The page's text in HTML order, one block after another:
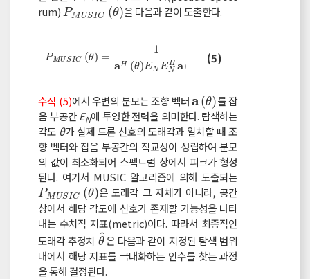
rum) PMUSIC (θ)
PMUSICθ 을 다음과 같이 도출한다.
PMUSIC (θ) =
1
aH (θ)EN E H
N a(
PMUSI Cθ =1aHθENENHa (5)
수식 (5)에서 우변의 분모는 조향 벡터a(θ)
aθ
를 잡
음 부공간EN에 투영한 전력을 의미한다. 탐색하는
각도 θ가 실제 드론 신호의 도래각과 일치할 때 조
향 벡터와 잡음 부공간의 직교성이 성립하여 분모
의 값이 최소화되어 스펙트럼 상에서 피크가 형성
된다. 여기서 MUSIC 알고리즘에 의해 도출되는
PMUSIC (θ)
PMUSICθ
은 도래각 그 자체가 아니라, 공간
상에서 해당 각도에 신호가 존재할 가능성을 나타
내는 수치적 지표(metric)이다. 따라서 최종적인
도래각 추정치 θ
ˆ
θ^은 다음과 같이 지정된 탐색 범위
내에서 해당 지표를 극대화하는 인수를 찾는 과정
을 통해 결정된다.